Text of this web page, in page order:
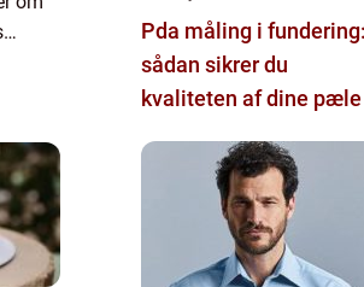
Pda måling i fundering:
sådan sikrer du
kvaliteten af dine pæle